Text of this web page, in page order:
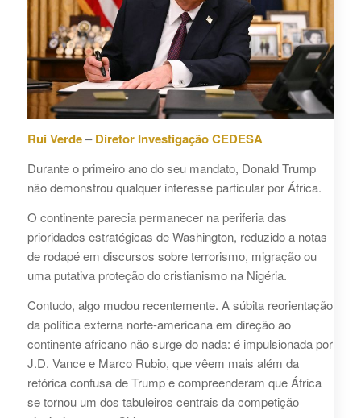
Rui Verde–Diretor Investigação CEDESA
Durante o primeiro ano do seu mandato, Donald Trump
não demonstrou qualquer interesse particular por África.
O continente parecia permanecer na periferia das
prioridades estratégicas de Washington, reduzido a notas
de rodapé em discursos sobre terrorismo, migração ou
uma putativa proteção do cristianismo na Nigéria.
Contudo, algo mudou recentemente. A súbita reorientação
da política externa norte‑americana em direção ao
continente africano não surge do nada: é impulsionada por
J.D. Vance e Marco Rubio, que vêem mais além da
retórica confusa de Trump e compreenderam que África
se tornou um dos tabuleiros centrais da competição